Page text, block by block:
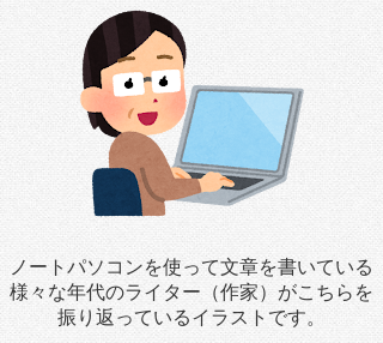
ノートパソコンを使って文章を書いている
様々な年代のライター（作家）がこちらを
振り返っているイラストです。